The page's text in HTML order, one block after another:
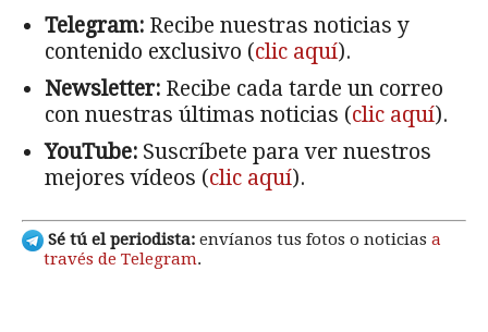
Telegram: Recibe nuestras noticias y
contenido exclusivo (clic aquí).
Newsletter: Recibe cada tarde un correo
con nuestras últimas noticias (clic aquí).
YouTube: Suscríbete para ver nuestros
mejores vídeos (clic aquí).
Sé tú el periodista: envíanos tus fotos o noticias a
través de Telegram.